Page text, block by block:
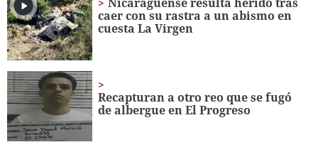
caer con su rastra a un abismo en
cuesta La Virgen
Recapturan a otro reo que se fugó
de albergue en El Progreso